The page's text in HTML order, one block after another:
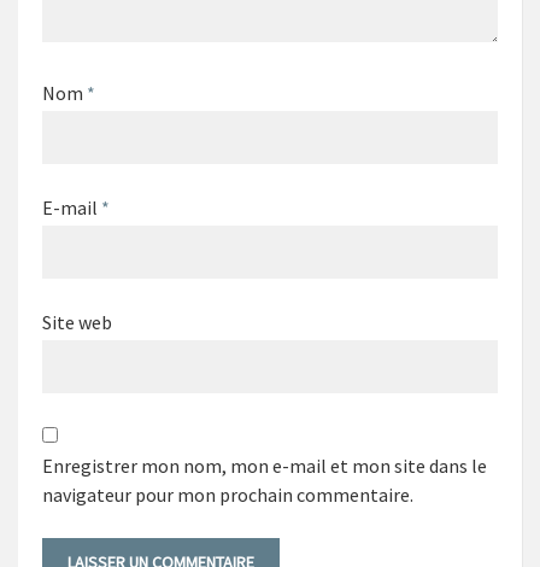
Nom *
E-mail *
Site web
Enregistrer mon nom, mon e-mail et mon site dans le
navigateur pour mon prochain commentaire.